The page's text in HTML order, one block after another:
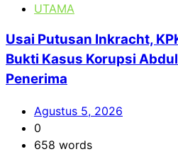
UTAMA
Usai Putusan Inkracht,
Bukti Kasus Korupsi
Penerima
Agustus 5, 2026
0
658 words